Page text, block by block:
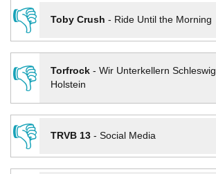
👎
Toby Crush - Ride Until the Morning
👎
Torfrock- Wir Unterkellern Schleswig
Holstein
👎
TRVB 13- Social Media